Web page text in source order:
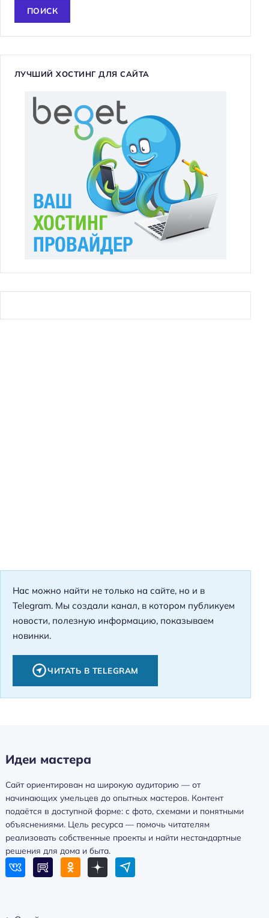
и
ЛУЧШИЙ ХОСТИНГ ДЛЯ САЙТА
Нас можно найти не только на сайте, но и в
Telegram. Мы создали канал, в котором публикуем
новости, полезную информацию, показываем
новинки.
ЧИТАТЬ В TELEGRAM
Идеи мастера
Сайт ориентирован на широкую аудиторию — от
начинающих умельцев до опытных мастеров. Контент
подаётся в доступной форме: с фото, схемами и понятными
объяснениями. Цель ресурса — помочь читателям
реализовать собственные проекты и найти нестандартные
решения для дома и быта.